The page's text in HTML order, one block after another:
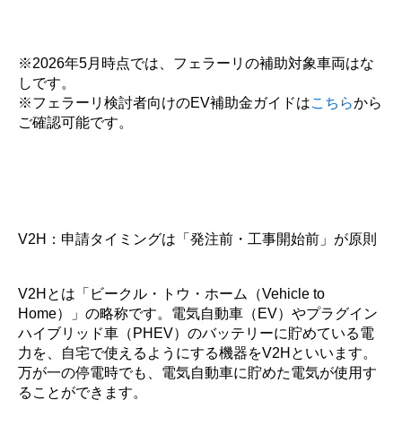
※2026年5月時点では、フェラーリの補助対象車両はな
しです。
※フェラーリ検討者向けのEV補助金ガイドはこちらから
ご確認可能です。
V2H：申請タイミングは「発注前・工事開始前」が原則
V2Hとは「ビークル・トウ・ホーム（Vehicle to
Home）」の略称です。電気自動車（EV）やプラグイン
ハイブリッド車（PHEV）のバッテリーに貯めている電
力を、自宅で使えるようにする機器をV2Hといいます。
万が一の停電時でも、電気自動車に貯めた電気が使用す
ることができます。